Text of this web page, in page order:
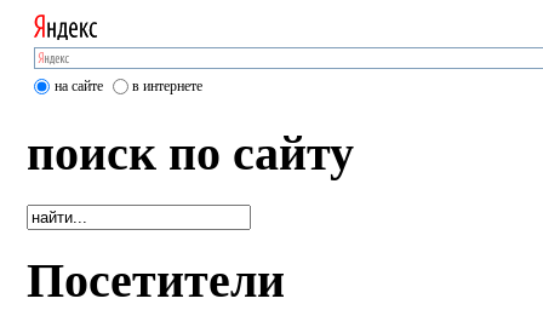
на сайте в интернете
поиск по сайту
Посетители